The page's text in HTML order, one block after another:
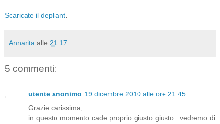
Scaricate il depliant.
Annarita alle 21:17
5 commenti:
utente anonimo 19 dicembre 2010 alle ore 21:45
Grazie carissima,
in questo momento cade proprio giusto giusto...vedremo di